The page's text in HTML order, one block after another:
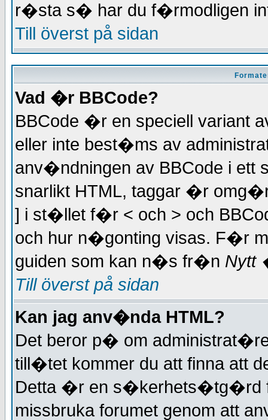
r�sta s� har du f�rmodligen
Till överst på sidan
Vad �r BBCode?
BBCode �r en speciell variant
eller inte best�ms av
anv�ndningen av BBCode i ett
snarlikt HTML, taggar �r
] i st�llet f�r < och > och
och hur n�gonting visas. F�r
guiden som kan n�s fr�n Nytt
Till överst på sidan
Kan jag anv�nda HTML?
Det beror p� om
till�tet kommer du att finna att
Detta �r en s�kerhets�tg�rd
missbruka forumet genom att